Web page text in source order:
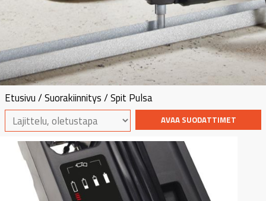
Etusivu /Suorakiinnitys / Spit Pulsa
AVAA SUODATTIMET